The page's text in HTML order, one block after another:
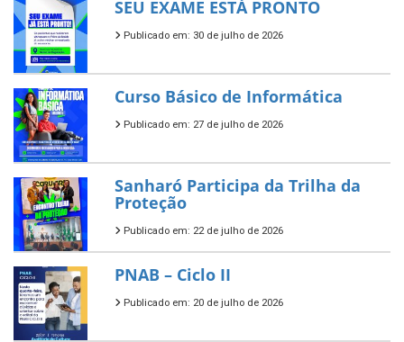
SEU EXAME ESTÁ PRONTO
Publicado em: 30 de julho de 2026
Curso Básico de Informática
Publicado em: 27 de julho de 2026
Sanharó Participa da Trilha da
Proteção
Publicado em: 22 de julho de 2026
PNAB – Ciclo II
Publicado em: 20 de julho de 2026